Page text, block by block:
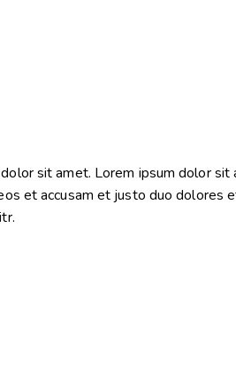
sit amet. Lorem ipsum dolor sit
et accusam et justo duo dolores